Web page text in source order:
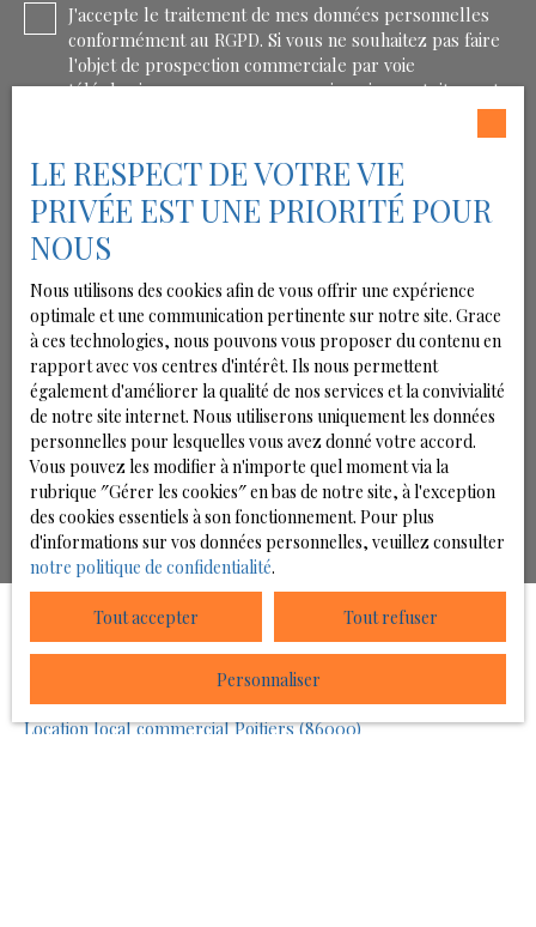
J'accepte le traitement de mes données personnelles
conformément au RGPD. Si vous ne souhaitez pas faire
l'objet de prospection commerciale par voie
téléphonique, vous pouvez vous inscrire gratuitement
sur la liste d'opposition au démarchage téléphonique,
prévu par l'article L223-1 du code de la consommation,
sur le site Internet www.bloctel.gouv.fr ou par courrier
adressé à :
Société Worldline, Service Bloctel, CS 61311, 41013
BLOIS CEDEX.
Pour en savoir plus sur le traitement de vos données
personnelles, veuillez consulter notrepolitique de
confidentialité.
Recevoir des annonces
JE RECHERCHE UN BIEN
Location local commercial Poitiers (86000)
LE RESPECT DE VOTRE VIE
PRIVÉE EST UNE PRIORITÉ POUR
NOUS
Nous utilisons des cookies afin de vous offrir une expérience
optimale et une communication pertinente sur notre site. Grace
à ces technologies, nous pouvons vous proposer du contenu en
rapport avec vos centres d'intérêt. Ils nous permettent
également d'améliorer la qualité de nos services et la convivialité
de notre site internet. Nous utiliserons uniquement les données
personnelles pour lesquelles vous avez donné votre accord.
Vous pouvez les modifier à n'importe quel moment via la
rubrique ″Gérer les cookies″ en bas de notre site, à l'exception
des cookies essentiels à son fonctionnement. Pour plus
d'informations sur vos données personnelles, veuillez consulter
notre politique de confidentialité.
Tout accepter Tout refuser
Personnaliser